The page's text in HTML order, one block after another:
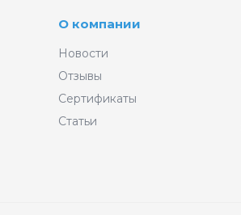
О компании
Новости
Отзывы
Сертификаты
Статьи